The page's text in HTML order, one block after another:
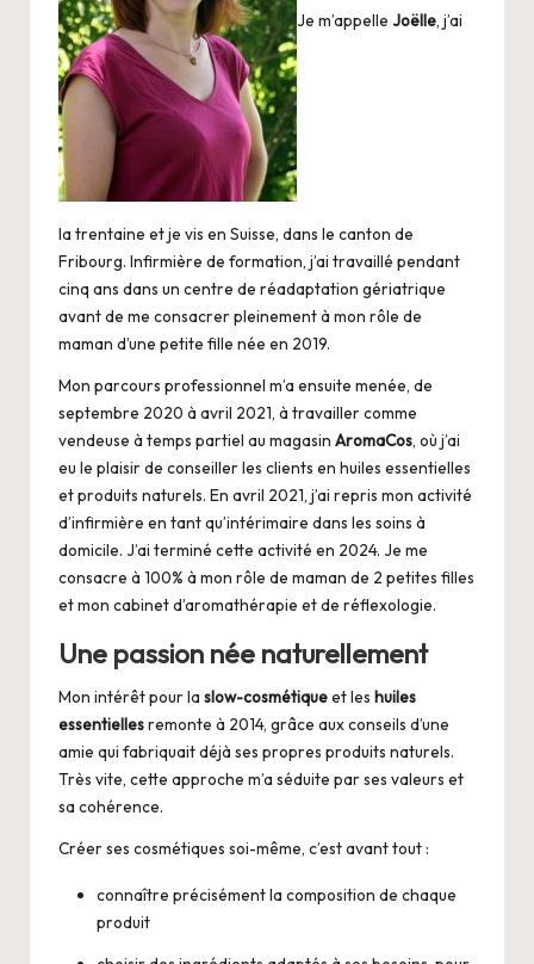
o
Je m’appelle Joëlle, j’ai
la trentaine et je vis en Suisse, dans le canton de
Fribourg. Infirmière de formation, j’ai travaillé pendant
cinq ans dans un centre de réadaptation gériatrique
avant de me consacrer pleinement à mon rôle de
maman d’une petite fille née en 2019.
Mon parcours professionnel m’a ensuite menée, de
septembre 2020 à avril 2021, à travailler comme
vendeuse à temps partiel au magasin AromaCos, où j’ai
eu le plaisir de conseiller les clients en huiles essentielles
et produits naturels. En avril 2021, j’ai repris mon activité
d’infirmière en tant qu’intérimaire dans les soins à
domicile. J’ai terminé cette activité en 2024. Je me
consacre à 100% à mon rôle de maman de 2 petites filles
et mon cabinet d’aromathérapie et de réflexologie.
Une passion née naturellement
Mon intérêt pour la slow-cosmétiqueet les huiles
essentiellesremonte à 2014, grâce aux conseils d’une
amie qui fabriquait déjà ses propres produits naturels.
Très vite, cette approche m’a séduite par ses valeurs et
sa cohérence.
Créer ses cosmétiques soi-même, c’est avant tout :
connaître précisément la composition de chaque
produit